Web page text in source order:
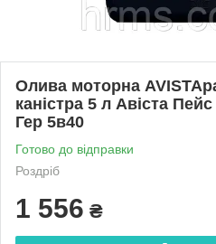
Олива моторна
каністра 5 л Авіста
Гер 5в40
Готово до відправки
Роздріб
1 556 ₴